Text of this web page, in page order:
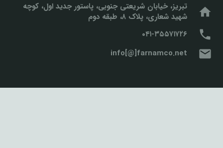
home
تبریز، خیابان شریعتی جنوبی، پاستور جدید اول، کوچه
شهید شعاری، پلاک ۸، طبقه دوم
phone ۰۴۱-۳۵۵۷۱۷۲۶
mail
info[@]farnamco.net